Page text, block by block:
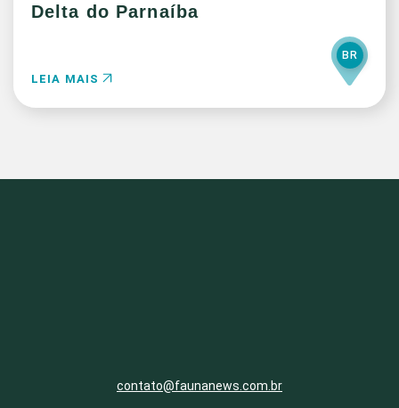
Delta do Parnaíba
LEIA MAIS
BR
contato@faunanews.com.br